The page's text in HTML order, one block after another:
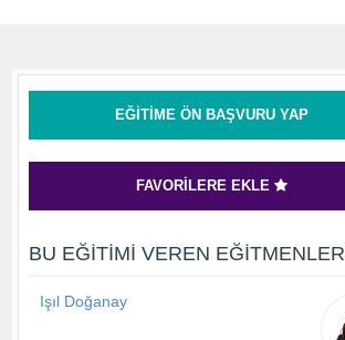
EĞITIME ÖN BAŞVURU YAP
FAVORILERE EKLE
BU EĞITIMI VEREN EĞITMENLER
Işıl Doğanay